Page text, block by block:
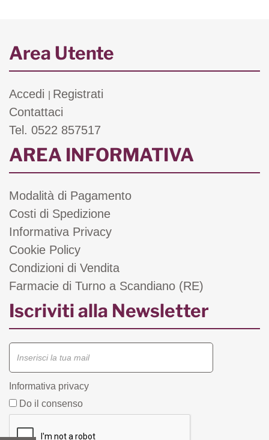
Area Utente
Accedi
Registrati
Contattaci
Tel. 0522 857517
AREA INFORMATIVA
Modalità di Pagamento
Costi di Spedizione
Informativa Privacy
Cookie Policy
Condizioni di Vendita
Farmacie di Turno a Scandiano (RE)
Iscriviti alla Newsletter
Informativa privacy
Do il consenso